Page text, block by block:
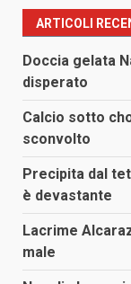
ARTICOLI
Doccia gelata
disperato
Calcio sotto
sconvolto
Precipita dal
è devastante
Lacrime
male